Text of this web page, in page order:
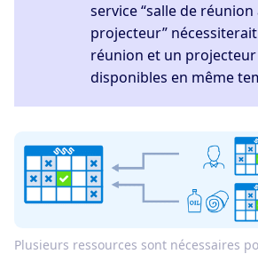
service “salle de réunion
projecteur”
réunion et un
disponibles en même
Plusieurs ressources sont nécessaires